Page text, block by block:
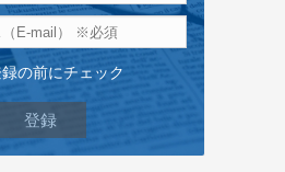
の前にチェック